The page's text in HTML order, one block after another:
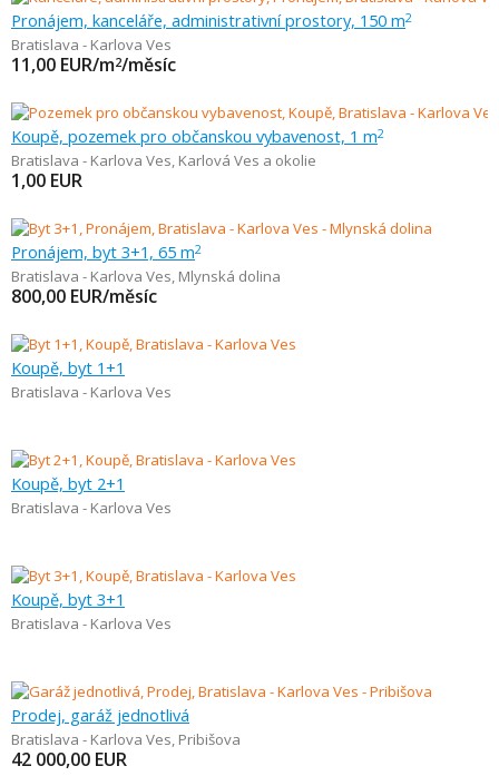
Pronájem, kanceláře, administrativní prostory, 150 m2
Bratislava - Karlova Ves
11,00 EUR/m2/měsíc
Koupě, pozemek pro občanskou vybavenost, 1 m2
Bratislava - Karlova Ves, Karlová Ves a okolie
1,00 EUR
Pronájem, byt 3+1, 65 m2
Bratislava - Karlova Ves, Mlynská dolina
800,00 EUR/měsíc
Koupě, byt 1+1
Bratislava - Karlova Ves
Koupě, byt 2+1
Bratislava - Karlova Ves
Koupě, byt 3+1
Bratislava - Karlova Ves
Prodej, garáž jednotlivá
Bratislava - Karlova Ves, Pribišova
42 000,00 EUR